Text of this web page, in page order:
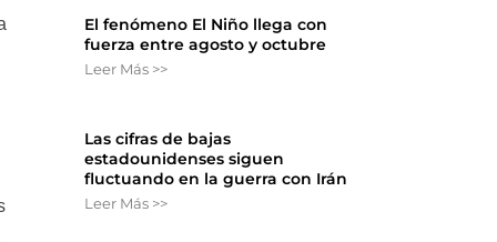
El fenómeno El Niño llega con
fuerza entre agosto y octubre
Leer Más >>
Las cifras de bajas
estadounidenses siguen
fluctuando en la guerra con Irán
Leer Más >>